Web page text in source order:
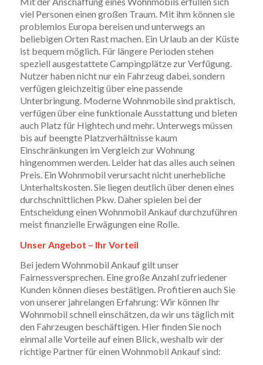
viel Personen einen großen Traum. Mit ihm können sie
problemlos Europa bereisen und unterwegs an
beliebigen Orten Rast machen. Ein Urlaub an der Küste
ist bequem möglich. Für längere Perioden stehen
speziell ausgestattete Campingplätze zur Verfügung.
Nutzer haben nicht nur ein Fahrzeug dabei, sondern
verfügen gleichzeitig über eine passende
Unterbringung. Moderne Wohnmobile sind praktisch,
verfügen über eine funktionale Ausstattung und bieten
auch Platz für Hightech und mehr. Unterwegs müssen
bis auf beengte Platzverhältnisse kaum
Einschränkungen im Vergleich zur Wohnung
hingenommen werden. Leider hat das alles auch seinen
Preis. Ein Wohnmobil verursacht nicht unerhebliche
Unterhaltskosten. Sie liegen deutlich über denen eines
durchschnittlichen Pkw. Daher spielen bei der
Entscheidung einen Wohnmobil Ankauf durchzuführen
meist finanzielle Erwägungen eine Rolle.
Unser Angebot – Ihr Vorteil
Bei jedem Wohnmobil Ankauf gilt unser
Fairnessversprechen. Eine große Anzahl zufriedener
Kunden können dieses bestätigen. Profitieren auch Sie
von unserer jahrelangen Erfahrung: Wir können Ihr
Wohnmobil schnell einschätzen, da wir uns täglich mit
den Fahrzeugen beschäftigen. Hier finden Sie noch
einmal alle Vorteile auf einen Blick, weshalb wir der
richtige Partner für einen Wohnmobil Ankauf sind: